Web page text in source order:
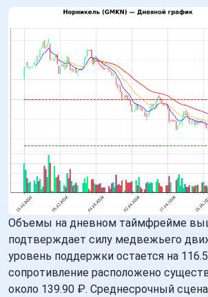
Объемы на дневном таймфрейме
подтверждает силу медвежьего
уровень поддержки остается на
сопротивление расположено
около 139.90 ₽. Среднесрочный